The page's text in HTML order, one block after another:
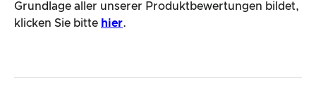
Grundlage aller unserer Produktbewertungen bildet,
klicken Sie bitte hier.